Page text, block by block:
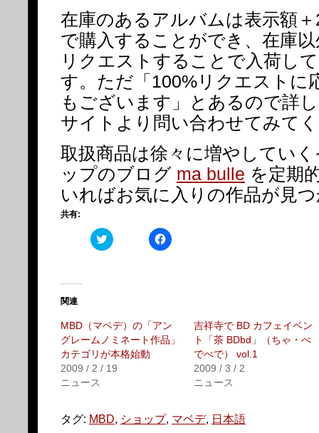
在庫のあるアルバムは表示額
で購入することができ、在庫
リクエストすることで入荷し
す。ただ「100%リクエストに
もございます」とあるので詳
サイトより問い合わせてみて
取扱商品は徐々に増やしてい
ップのブログ ma bulle を定期
いればお気に入りの作品が見
共有:
ク
リ
有
(新
し
い
ウ
ィ
ン
開
き
Facebook
で
ッ
ク
し
し
い
関連
MBD（マベデ）の「アン
グレームノミネート作品」
カテゴリが本格始動
2009 / 2 / 19
ニュース
吉祥寺で BD カフェイベン
ト「茶 BDbd」（ちゃ・べ
でべで） vol.1
2009 / 3 / 2
ニュース
タグ: MBD, ショップ, マベデ, 日本語